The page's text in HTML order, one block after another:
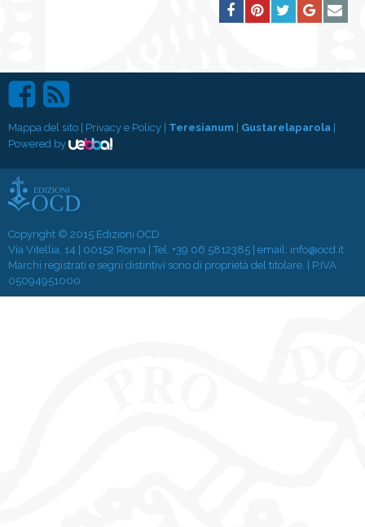
Mappa del sito | Privacy e Policy | Teresianum | Gustarelaparola |
Powered by
Copyright © 2015 Edizioni OCD
Via Vitellia, 14 | 00152 Roma | Tel. +39 06 5812385 | email: info@ocd.it
Marchi registrati e segni distintivi sono di proprietà del titolare. | P.IVA
05094951000